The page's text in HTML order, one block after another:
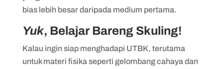
bias lebih besar daripada medium pertama.
Yuk, Belajar Bareng Skuling!
Kalau ingin siap menghadapi UTBK, terutama
untuk materi fisika seperti gelombang cahaya dan